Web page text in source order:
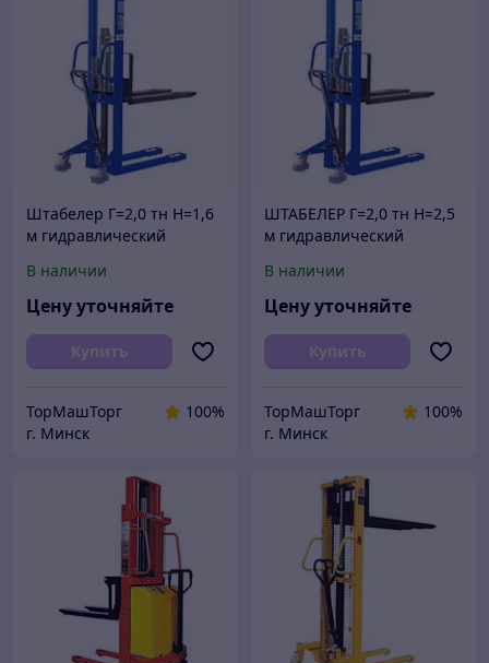
Штабелер Г=2,0 тн Н=1,6
м гидравлический
В наличии
Цену уточняйте
Купить
ТорМашТорг
100%
г. Минск
ШТАБЕЛЕР Г=2,0 тн Н=2,5
м гидравлический
В наличии
Цену уточняйте
Купить
ТорМашТорг
100%
г. Минск